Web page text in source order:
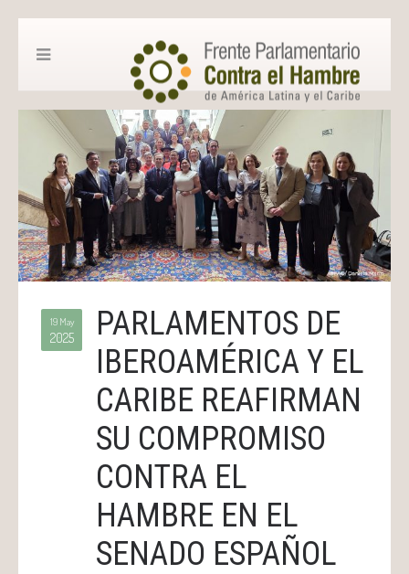
19 May
2025
PARLAMENTOS DE
IBEROAMÉRICA Y EL
CARIBE REAFIRMAN
SU COMPROMISO
CONTRA EL
HAMBRE EN EL
SENADO ESPAÑOL